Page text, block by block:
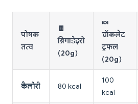
पोषक
तत्व
🍫
ब्रिगाडेइरो
(20g)
🍬
चॉकलेट
ट्रफल
(20g)
कैलोरी 80 kcal
100
kcal